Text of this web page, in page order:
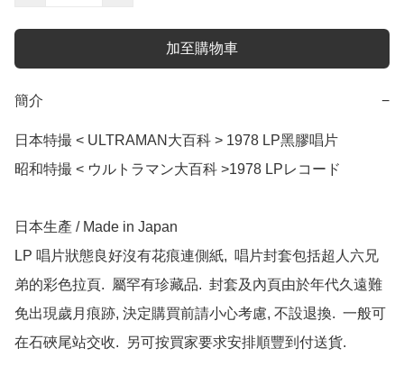
加至購物車
簡介 −
日本特撮 < ULTRAMAN大百科 > 1978 LP黑膠唱片
昭和特撮 < ウルトラマン大百科 >1978 LPレコード
日本生產 / Made in Japan
LP 唱片狀態良好沒有花痕連側紙,  唱片封套包括超人六兄
弟的彩色拉頁.  屬罕有珍藏品.  封套及內頁由於年代久遠難
免出現歲月痕跡, 決定購買前請小心考慮, 不設退換.  一般可
在石硤尾站交收.  另可按買家要求安排順豐到付送貨.